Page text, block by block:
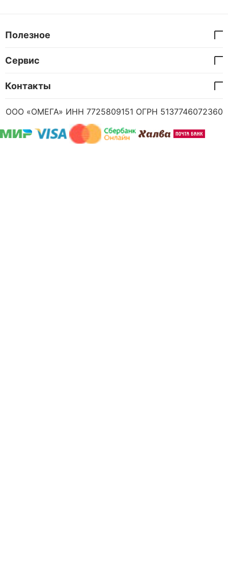
Полезное
Сервис
Контакты
ООО «ОМЕГА» ИНН 7725809151 ОГРН 5137746072360